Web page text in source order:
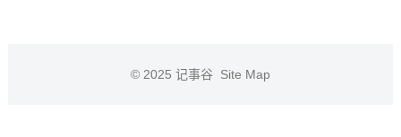
© 2025 记事谷 Site Map